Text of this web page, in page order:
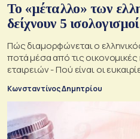
Το «μέταλλο» των
δείχνουν 5 ισολογισμοί
Πώς διαμορφώνεται ο
ποτά μέσα από τις οικονομικές
εταιρειών - Πού είναι οι
Κωνσταντίνος Δημητρίου